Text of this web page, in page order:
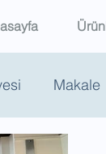
Makale